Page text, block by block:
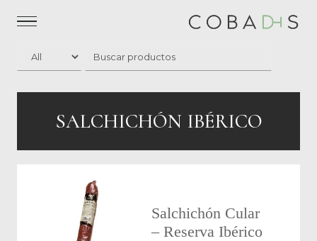
SALCHICHÓN IBÉRICO
Salchichón Cular
– Reserva Ibérico